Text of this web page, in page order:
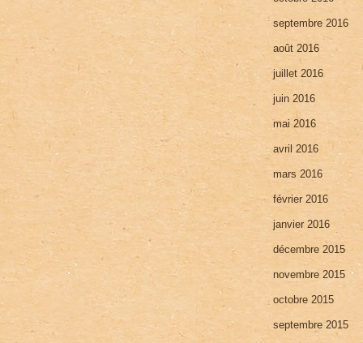
septembre 2016
août 2016
juillet 2016
juin 2016
mai 2016
avril 2016
mars 2016
février 2016
janvier 2016
décembre 2015
novembre 2015
octobre 2015
septembre 2015